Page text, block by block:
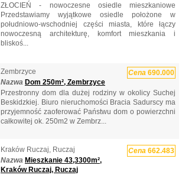
ZŁOCIEŃ - nowoczesne osiedle mieszkaniowe
Przedstawiamy wyjątkowe osiedle położone w
południowo-wschodniej części miasta, które łączy
nowoczesną architekturę, komfort mieszkania i
bliskoś...
Zembrzyce Cena 690.000
Nazwa Dom 250m², Zembrzyce
Przestronny dom dla dużej rodziny w okolicy Suchej
Beskidzkiej. Biuro nieruchomości Bracia Sadurscy ma
przyjemność zaoferować Państwu dom o powierzchni
całkowitej ok. 250m2 w Zembrz...
Kraków Ruczaj, Ruczaj Cena 662.483
Nazwa Mieszkanie 43,3300m²,
Kraków Ruczaj, Ruczaj